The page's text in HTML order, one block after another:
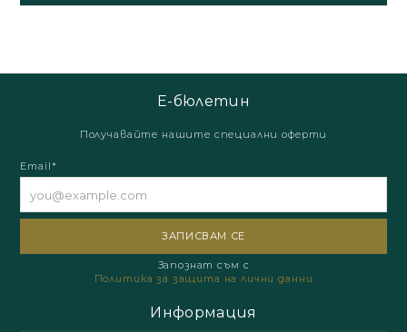
Е-бюлетин
Получавайте нашите специални оферти
Email*
Запознат съм с
Политика за защита на лични данни
Информация